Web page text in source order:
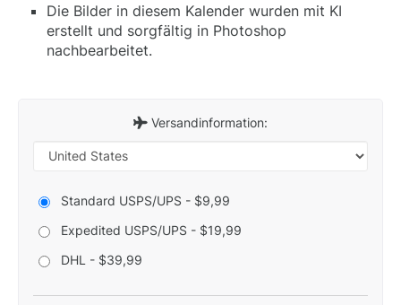
Die Bilder in diesem Kalender wurden mit KI
erstellt und sorgfältig in Photoshop
nachbearbeitet.
Versandinformation:
Standard USPS/UPS - $9,99
Expedited USPS/UPS - $19,99
DHL - $39,99